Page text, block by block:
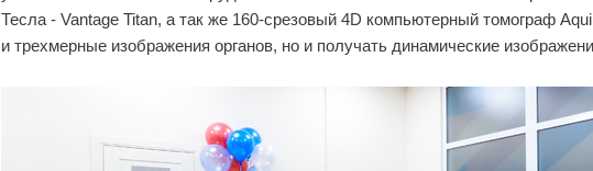
Тесла - Vantage Titan, а так же 160-срезовый 4D компьютерный томограф
и трехмерные изображения органов, но и получать динамические